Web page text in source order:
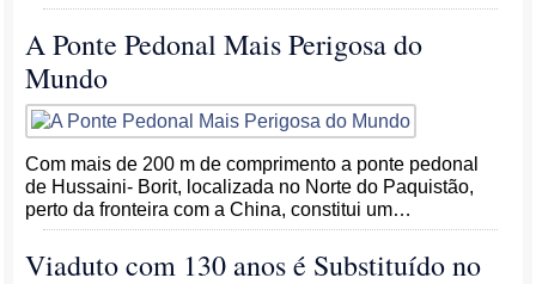
A Ponte Pedonal Mais Perigosa do
Mundo
Com mais de 200 m de comprimento a ponte pedonal
de Hussaini- Borit, localizada no Norte do Paquistão,
perto da fronteira com a China, constitui um…
Viaduto com 130 anos é Substituído no